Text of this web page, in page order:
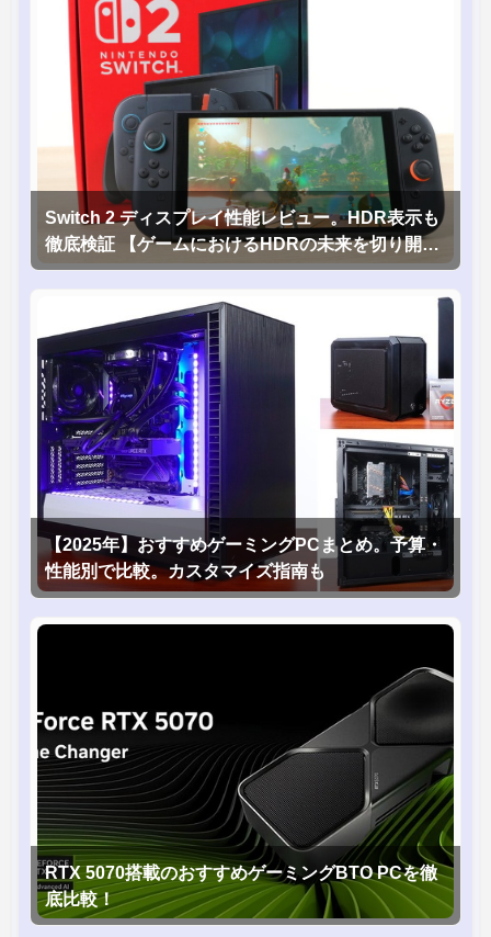
Switch 2 ディスプレイ性能レビュー。HDR表示も
徹底検証 【ゲームにおけるHDRの未来を切り開く
1台！】
【2025年】おすすめゲーミングPCまとめ。予算・
性能別で比較。カスタマイズ指南も
RTX 5070搭載のおすすめゲーミングBTO PCを徹
底比較！